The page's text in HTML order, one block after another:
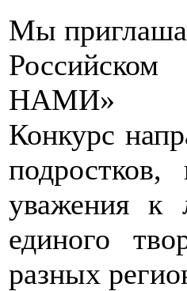
Мы
НАМИ»
Конкурс
уважения к
единого
разных